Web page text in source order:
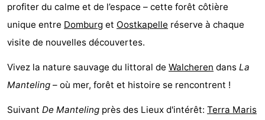
profiter du calme et de l’espace – cette forêt côtière
unique entre Domburg et Oostkapelle réserve à chaque
visite de nouvelles découvertes.
Vivez la nature sauvage du littoral de Walcheren dans La
Manteling – où mer, forêt et histoire se rencontrent !
Suivant De Manteling près des Lieux d'intérêt: Terra Maris